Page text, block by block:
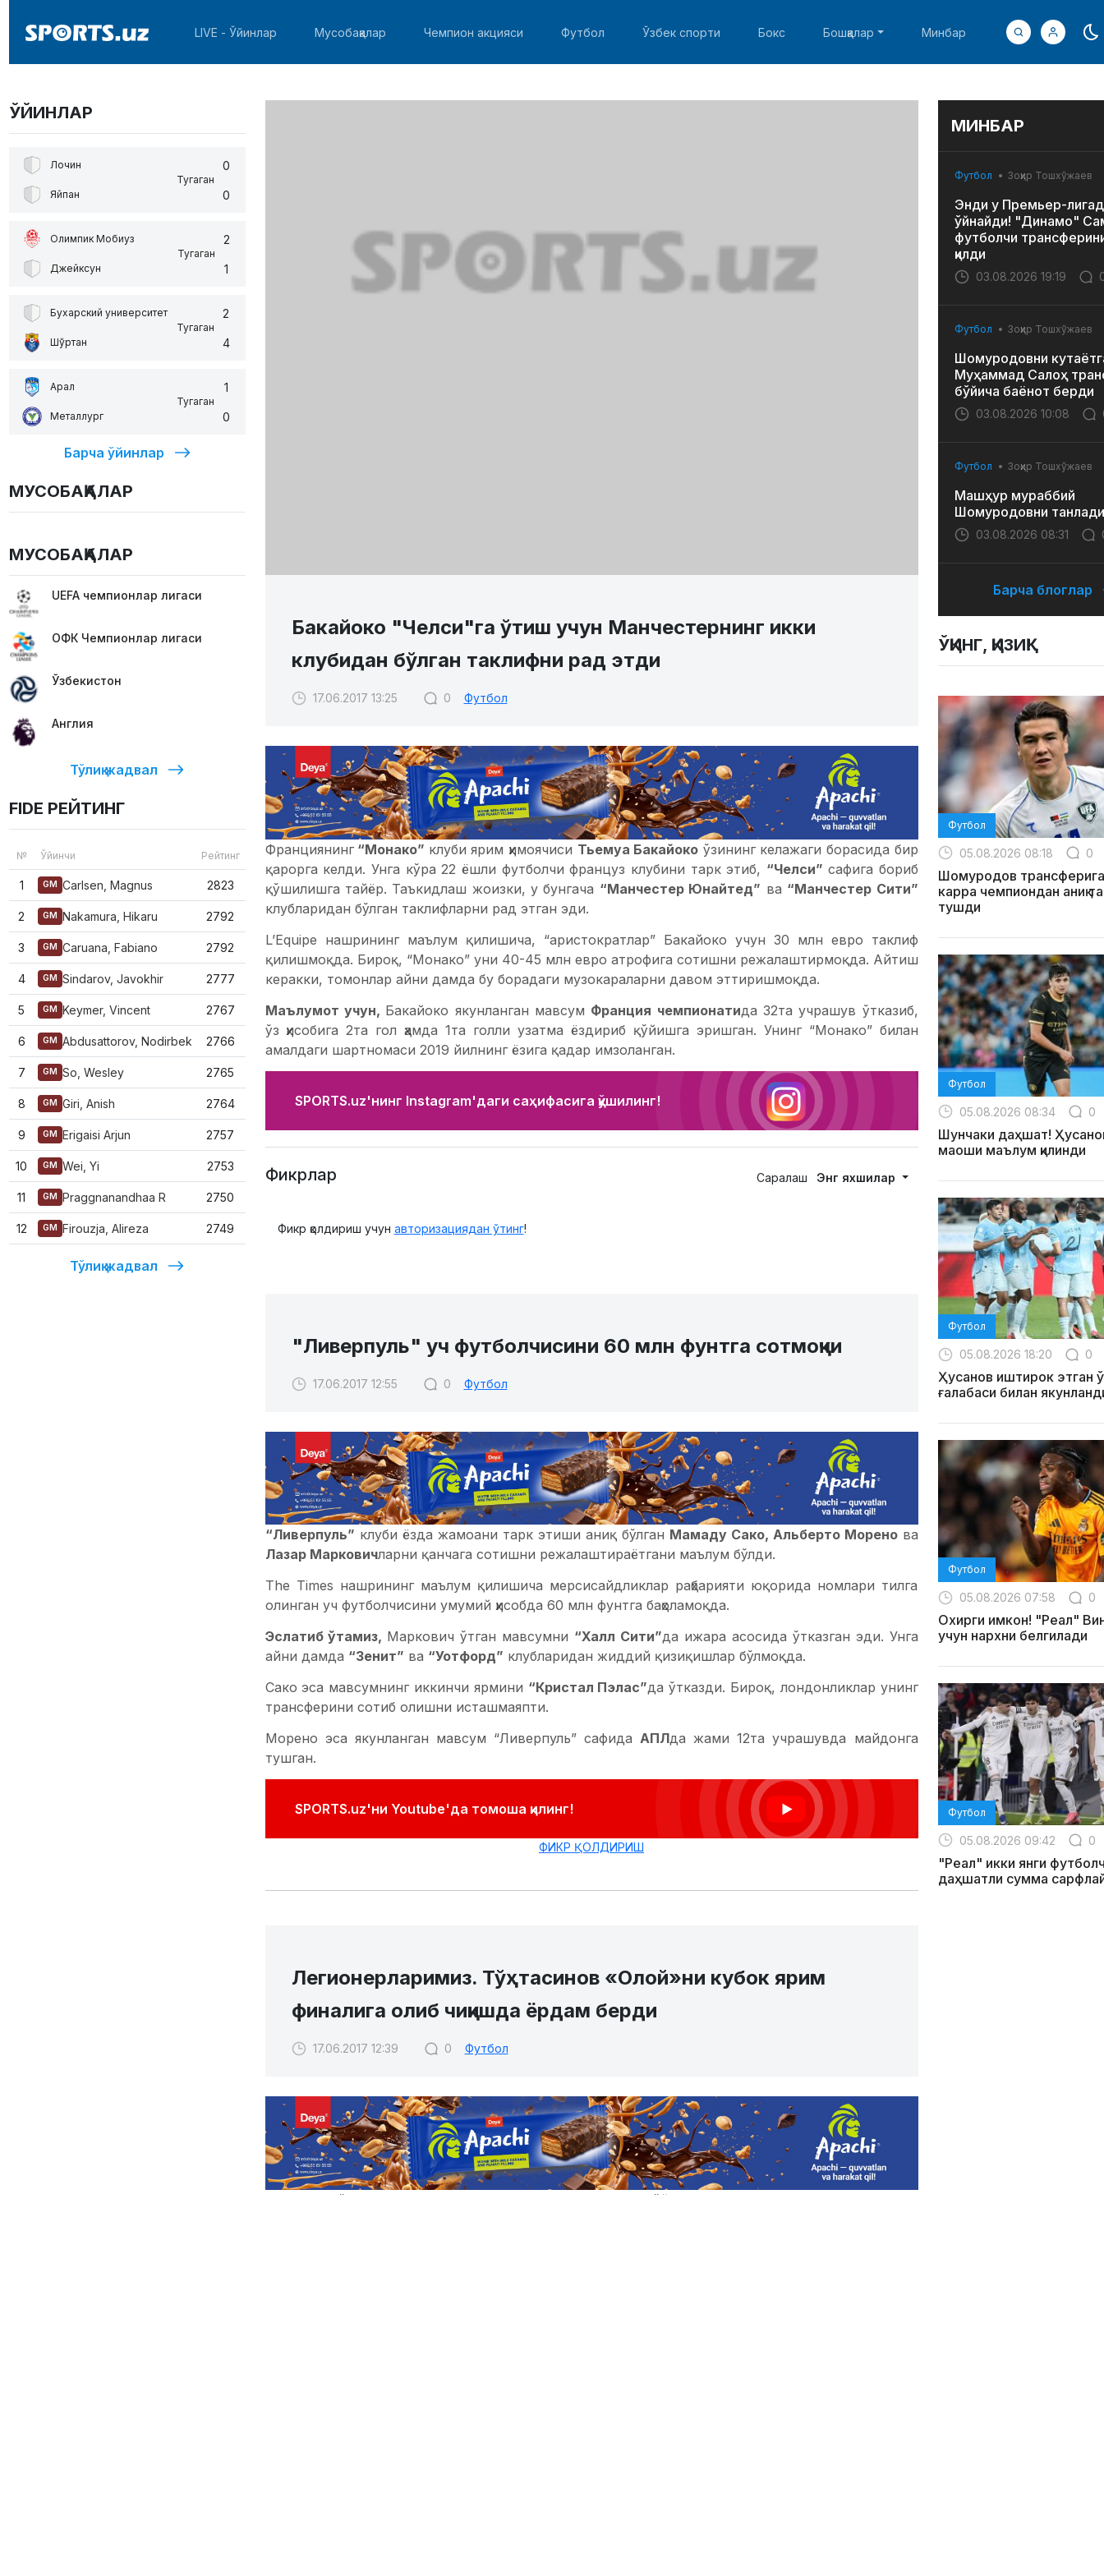
LIVE - Ўйинлар Мусобақалар Чемпион акцияси Футбол Ўзбек спорти Бокс Бошқалар Минбар
ЎЙИНЛАР
Лочин
Яйпан
Тугаган
0
0
Олимпик Мобиуз
Джейксун
Тугаган
2
1
Бухарский университет
Шўртан
Тугаган
2
4
Арал
Металлург
Тугаган
1
0
Барча ўйинлар
МУСОБАҚАЛАР
МУСОБАҚАЛАР
UEFA чемпионлар лигаси
ОФК Чемпионлар лигаси
Ўзбекистон
Англия
Тўлиқ жадвал
FIDE РЕЙТИНГ
№ Ўйинчи Рейтинг
1 GM Carlsen, Magnus 2823
2 GM Nakamura, Hikaru 2792
3 GM Caruana, Fabiano 2792
4 GM Sindarov, Javokhir 2777
5 GM Keymer, Vincent 2767
6 GM Abdusattorov, Nodirbek 2766
7 GM So, Wesley 2765
8 GM Giri, Anish 2764
9 GM Erigaisi Arjun 2757
10 GM Wei, Yi 2753
11 GM Praggnanandhaa R 2750
12 GM Firouzja, Alireza 2749
Тўлиқ жадвал
Бакайоко "Челси"га ўтиш учун Манчестернинг икки
клубидан бўлган таклифни рад этди
17.06.2017 13:25 0 Футбол
Франциянинг“Монако” клуби ярим ҳимоячиси Тьемуа Бакайоко ўзининг келажаги борасида бир
қарорга келди. Унга кўра 22 ёшли футболчи француз клубини тарк этиб, “Челси” сафига бориб
қўшилишга тайёр. Таъкидлаш жоизки, у бунгача “Манчестер Юнайтед” ва “Манчестер Сити”
клубларидан бўлган таклифларни рад этган эди.
L’Equipe нашрининг маълум қилишича, “аристократлар” Бакайоко учун 30 млн евро таклиф
қилишмоқда. Бироқ, “Монако” уни 40-45 млн евро атрофига сотишни режалаштирмоқда. Айтиш
керакки, томонлар айни дамда бу борадаги музокараларни давом эттиришмоқда.
Маълумот учун, Бакайоко якунланган мавсум Франция чемпионатида 32та учрашув ўтказиб,
ўз ҳисобига 2та гол ҳамда 1та голли узатма ёздириб қўйишга эришган. Унинг “Монако” билан
амалдаги шартномаси 2019 йилнинг ёзига қадар имзоланган.
SPORTS.uz'нинг Instagram'даги саҳифасига қўшилинг!
Фикрлар Саралаш Энг яхшилар
Фикр қолдириш учун авторизациядан ўтинг!
"Ливерпуль" уч футболчисини 60 млн фунтга сотмоқчи
17.06.2017 12:55 0 Футбол
“Ливерпуль” клуби ёзда жамоани тарк этиши аниқ бўлган Мамаду Сако, Альберто Морено ва
Лазар Марковичларни қанчага сотишни режалаштираётгани маълум бўлди.
The Times нашрининг маълум қилишича мерсисайдликлар раҳбарияти юқорида номлари тилга
олинган уч футболчисини умумий ҳисобда 60 млн фунтга баҳоламоқда.
Эслатиб ўтамиз, Маркович ўтган мавсумни “Халл Сити”да ижара асосида ўтказган эди. Унга
айни дамда “Зенит” ва “Уотфорд” клубларидан жиддий қизиқишлар бўлмоқда.
Сако эса мавсумнинг иккинчи ярмини “Кристал Пэлас”да ўтказди. Бироқ, лондонликлар унинг
трансферини сотиб олишни исташмаяпти.
Морено эса якунланган мавсум “Ливерпуль” сафидаАПЛда жами 12та учрашувда майдонга
тушган.
SPORTS.uz'ни Youtube'да томоша қилинг!
ФИКР ҚОЛДИРИШ
Легионерларимиз. Тўҳтасинов «Олой»ни кубок ярим
финалига олиб чиқишда ёрдам берди
17.06.2017 12:39 0 Футбол
Ушбу ҳафта ўртасида Қизрғизистон кубогида чорак финал ўйинларига старт берилди.
МИНБАР
Футбол Зоҳир Тошхўжаев
Энди у Премьер-
ўйнайди! "Динамо"
футболчи
қилди
03.08.2026 19:19
Футбол Зоҳир Тошхўжаев
Шомуродовни
Муҳаммад Салоҳ
бўйича баёнот берди
03.08.2026 10:08
Футбол Зоҳир Тошхўжаев
Машҳур мураббий
Шомуродовни танлади
03.08.2026 08:31
Барча блоглар
ЎҚИНГ, ҚИЗИҚ!
Футбол
05.08.2026 08:18 0
Шомуродов
карра чемпиондан аниқ
тушди
Футбол
05.08.2026 08:34 0
Шунчаки даҳшат!
маоши маълум қилинди
Футбол
05.08.2026 18:20 0
Ҳусанов иштирок этган
ғалабаси билан
Футбол
05.08.2026 07:58 0
Охирги имкон! "Реал"
учун нархни белгилади
Футбол
05.08.2026 09:42 0
"Реал" икки янги
даҳшатли сумма